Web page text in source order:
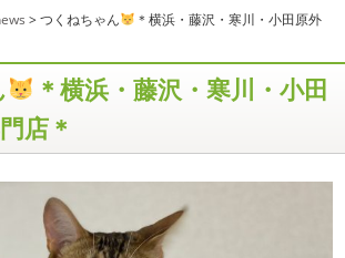
>つくねちゃん ＊横浜・藤沢・寒川・小田原外
＊横浜・藤沢・寒川・小田
店＊